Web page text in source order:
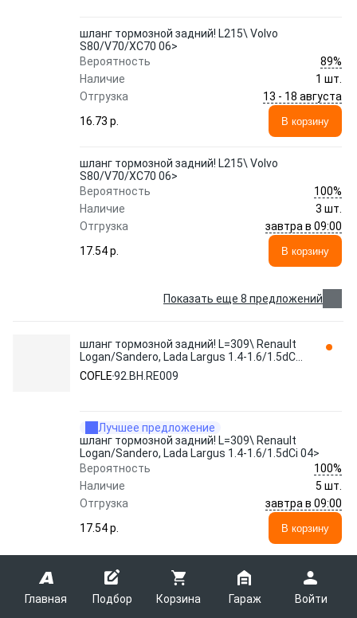
Главная Подбор Корзина Гараж Войти
шланг тормозной задний! L215\ Volvo
S80/V70/XC70 06>
Вероятность
89%
Наличие
1 шт.
Отгрузка
13 - 18 августа
16.73 p.
В корзину
шланг тормозной задний! L215\ Volvo
S80/V70/XC70 06>
Вероятность
100%
Наличие
3 шт.
Отгрузка
завтра в 09:00
17.54 p.
В корзину
Показать еще 8 предложений
шланг тормозной задний! L=309\ Renault
Logan/Sandero, Lada Largus 1.4-1.6/1.5dCi
04>
COFLE92.BH.RE009
Лучшее предложение
шланг тормозной задний! L=309\ Renault
Logan/Sandero, Lada Largus 1.4-1.6/1.5dCi 04>
Вероятность
100%
Наличие
5 шт.
Отгрузка
завтра в 09:00
17.54 p.
В корзину
Показать еще 18 предложений